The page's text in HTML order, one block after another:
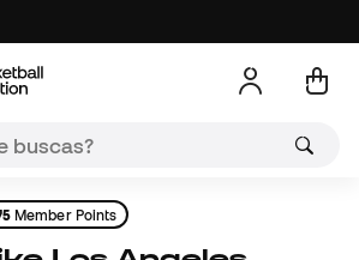
Member Points